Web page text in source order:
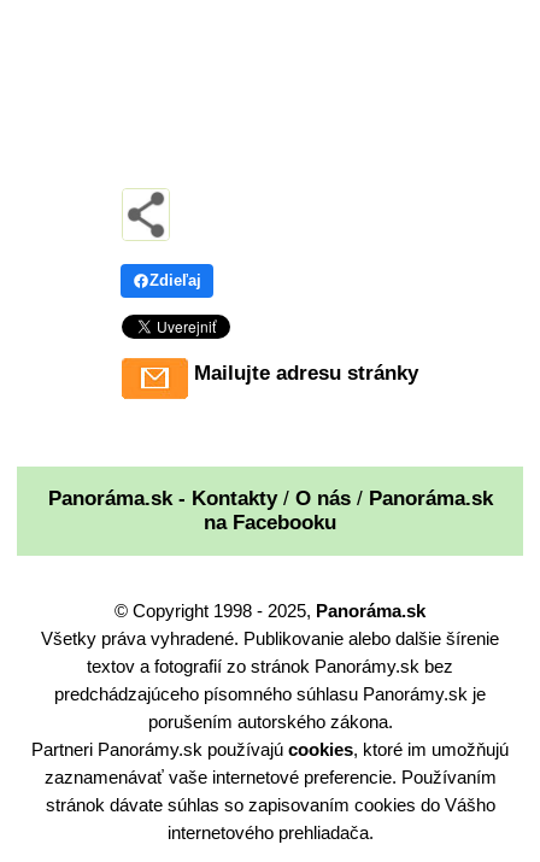
Zdieľaj
Mailujte adresu stránky
Panoráma.sk - Kontakty/ O nás/ Panoráma.sk
na Facebooku
© Copyright 1998 - 2025, Panoráma.sk
Všetky práva vyhradené. Publikovanie alebo dalšie šírenie
textov a fotografií zo stránok Panorámy.sk bez
predchádzajúceho písomného súhlasu Panorámy.sk je
porušením autorského zákona.
Partneri Panorámy.sk používajú cookies, ktoré im umožňujú
zaznamenávať vaše internetové preferencie. Používaním
stránok dávate súhlas so zapisovaním cookies do Vášho
internetového prehliadača.